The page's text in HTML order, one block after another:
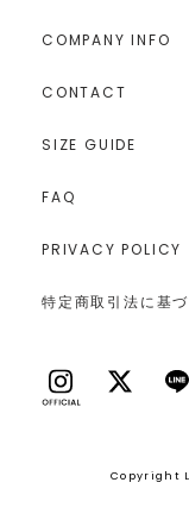
COMPANY INFO
CONTACT
SIZE GUIDE
FAQ
PRIVACY POLICY
特定商取引法に基
Copyright